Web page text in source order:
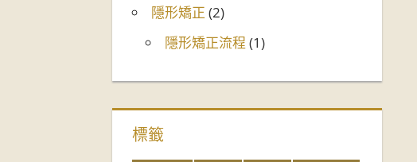
隱形矯正 (2)
隱形矯正流程 (1)
標籤